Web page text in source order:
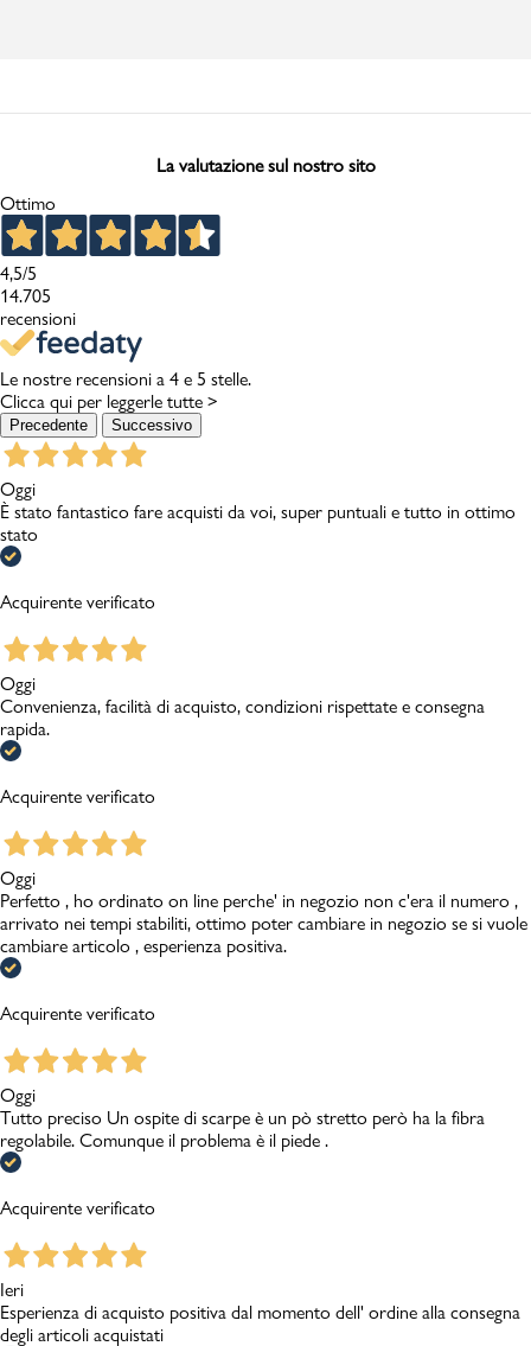
La valutazione sul nostro sito
Ottimo
4,5/5
14.705
recensioni
Le nostre recensioni a 4 e 5 stelle.
Clicca qui per leggerle tutte >
Precedente Successivo
Oggi
È stato fantastico fare acquisti da voi, super puntuali e tutto in ottimo
stato
Acquirente verificato
Oggi
Convenienza, facilità di acquisto, condizioni rispettate e consegna
rapida.
Acquirente verificato
Oggi
Perfetto , ho ordinato on line perche' in negozio non c'era il numero ,
arrivato nei tempi stabiliti, ottimo poter cambiare in negozio se si vuole
cambiare articolo , esperienza positiva.
Acquirente verificato
Oggi
Tutto preciso Un ospite di scarpe è un pò stretto però ha la fibra
regolabile. Comunque il problema è il piede .
Acquirente verificato
Ieri
Esperienza di acquisto positiva dal momento dell' ordine alla consegna
degli articoli acquistati